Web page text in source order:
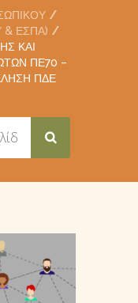
& ΕΣΠΑ)
ΚΑΙ
ΠΕ70 –
ΠΔΕ